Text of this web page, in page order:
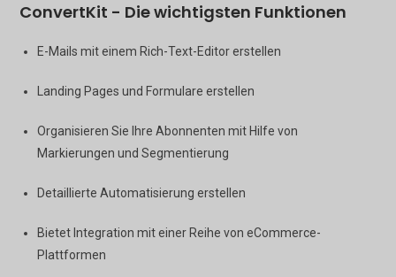
ConvertKit - Die wichtigsten Funktionen
E-Mails mit einem Rich-Text-Editor erstellen
Landing Pages und Formulare erstellen
Organisieren Sie Ihre Abonnenten mit Hilfe von
Markierungen und Segmentierung
Detaillierte Automatisierung erstellen
Bietet Integration mit einer Reihe von eCommerce-
Plattformen